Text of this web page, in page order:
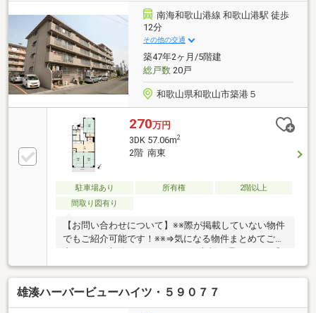
南海和歌山港線 和歌山港駅 徒歩
12分
その他の交通
築47年2ヶ月/5階建
総戸数20戸
和歌山県和歌山市築港５
270万円
3DK 57.06m2
2階 南東
駐車場あり 所有権
2階以上
間取り図有り
【お問い合わせについて】※※際が掲載していない物件
でもご紹介可能です！※※⇒気になる物件まとめてご案
資料請求、メールでのお問い合わせは24時間受付中
♪◎18時以降のご見学ご相談・オンライン対応・女性
スタッフ対応も可能♪詳細資料のご請求・物件見学の
ご依頼はお気軽に「お電話」または「資料請求ボタ
雄湊ハーバービューハイツ・５９０７７